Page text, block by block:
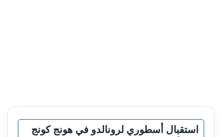
استقبال أسطوري لرونالدو في هونج كونج